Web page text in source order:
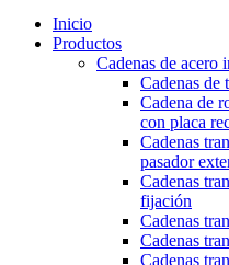
Inicio
Productos
Cadenas de acero
Cadenas de
Cadena de
con placa
Cadenas
pasador
Cadenas
fijación
Cadenas
Cadenas
Cadenas